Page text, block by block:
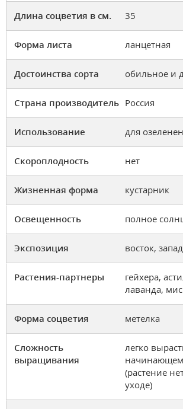
Длина соцветия в см. 35
Форма листа ланцетная
Достоинства сорта обильное и
Страна производитель Россия
Использование для
Скороплодность нет
Жизненная форма кустарник
Освещенность полное
Экспозиция восток,
Растения-партнеры
гейхера,
лаванда,
Форма соцветия метелка
Сложность
выращивания
легко
(растение
уходе)